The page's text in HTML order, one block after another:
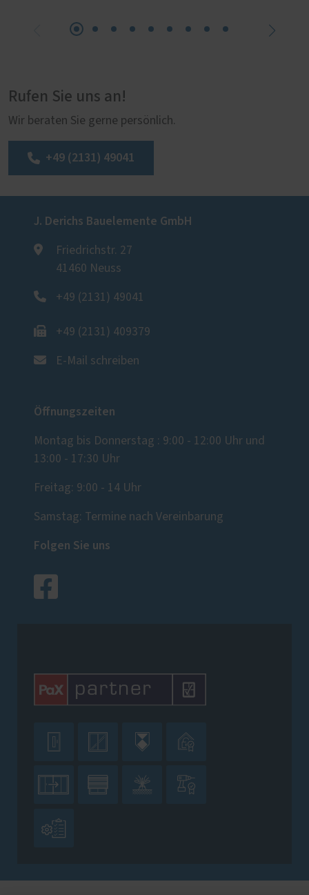
Rufen Sie uns an!
Wir beraten Sie gerne persönlich.
+49 (2131) 49041
J. Derichs Bauelemente GmbH
Friedrichstr. 27
41460 Neuss
+49 (2131) 49041
+49 (2131) 409379
E-Mail schreiben
Öffnungszeiten
Montag bis Donnerstag : 9:00 - 12:00 Uhr und
13:00 - 17:30 Uhr
Freitag: 9:00 - 14 Uhr
Samstag: Termine nach Vereinbarung
Folgen Sie uns
   
   
